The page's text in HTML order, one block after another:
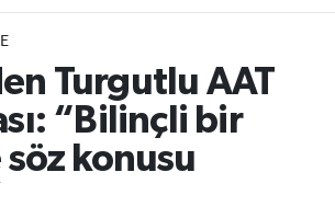
Turgutlu AAT
“Bilinçli bir
konusu
Vakitleri
Yoğunluk Haritası
Durumu ve Fikstür